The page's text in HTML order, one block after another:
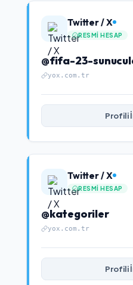
Twitter / X
RESMI HESAP
@fifa-23-
yox.com.tr
Profili
Twitter / X
RESMI HESAP
@kategoriler
yox.com.tr
Profili